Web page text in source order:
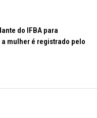
do IFBA para
mulher é registrado pelo